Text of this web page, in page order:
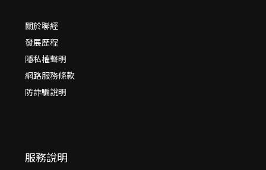
關於聯經
發展歷程
隱私權聲明
網路服務條款
防詐騙說明
服務說明